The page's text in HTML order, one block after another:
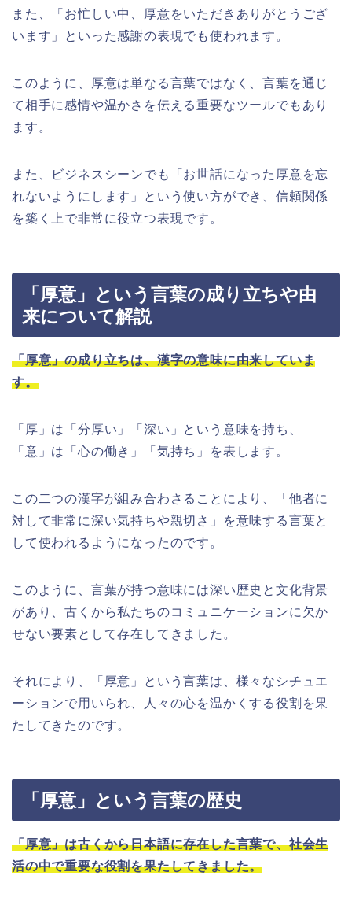
また、「お忙しい中、厚意をいただきありがとうござ
います」といった感謝の表現でも使われます。
このように、厚意は単なる言葉ではなく、言葉を通じ
て相手に感情や温かさを伝える重要なツールでもあり
ます。
また、ビジネスシーンでも「お世話になった厚意を忘
れないようにします」という使い方ができ、信頼関係
を築く上で非常に役立つ表現です。
「厚意」という言葉の成り立ちや由
来について解説
「厚意」の成り立ちは、漢字の意味に由来していま
す。
「厚」は「分厚い」「深い」という意味を持ち、
「意」は「心の働き」「気持ち」を表します。
この二つの漢字が組み合わさることにより、「他者に
対して非常に深い気持ちや親切さ」を意味する言葉と
して使われるようになったのです。
このように、言葉が持つ意味には深い歴史と文化背景
があり、古くから私たちのコミュニケーションに欠か
せない要素として存在してきました。
それにより、「厚意」という言葉は、様々なシチュエ
ーションで用いられ、人々の心を温かくする役割を果
たしてきたのです。
「厚意」という言葉の歴史
「厚意」は古くから日本語に存在した言葉で、社会生
活の中で重要な役割を果たしてきました。